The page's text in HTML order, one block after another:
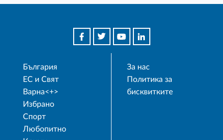
България
ЕС и Свят
Варна<+>
Избрано
Спорт
Любопитно
За нас
Политика за
бисквитките